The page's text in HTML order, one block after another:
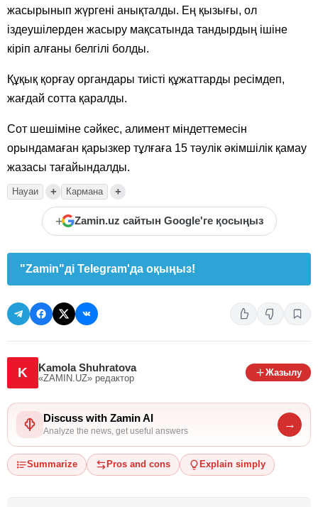
жасырынып жүргені анықталды. Ең қызығы, ол
іздеушілерден жасыру мақсатында тандырдың ішіне
кіріп алғаны белгілі болды.
Құқық қорғау органдары тиісті құжаттарды ресімдеп,
жағдай сотта қаралды.
Сот шешіміне сәйкес, алимент міндеттемесін
орындамаған қарызкер тұлғаға 15 тәулік әкімшілік қамау
жазасы тағайындалды.
Науаи + Кармана +
+ Zamin.uz сайтын Google'ге қосыңыз
"Zamin"ді Telegram'да оқыңыз!
K Kamola Shuhratova
«ZAMIN.UZ» редактор
Жазылу
Discuss with Zamin AI
Analyze the news, get useful answers
→
Summarize Pros and cons Explain simply